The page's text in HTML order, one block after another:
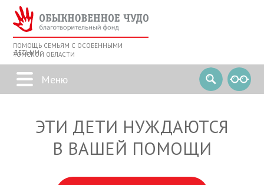
ПОМОЩЬ СЕМЬЯМ С ОСОБЕННЫМИ
ДЕТЬМИ
ТОМСКОЙ ОБЛАСТИ
ЭТИ ДЕТИ НУЖДАЮТСЯ
В ВАШЕЙ ПОМОЩИ